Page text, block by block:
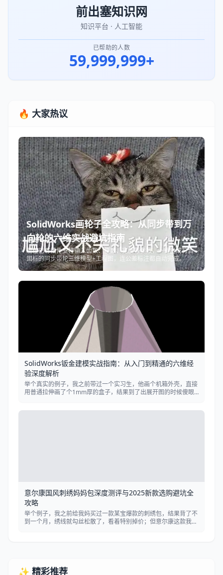
前出塞知识网
知识平台 · 人工智能
已帮助的人数
59,999,999+
🔥 大家热议
SolidWorks画轮子全攻略：从同步带到万
向轮的六维实战避坑指南
现在已有插件支持输入齿数、模数、宽度等参数，一键生成符合
国标的同步带轮三维模型+工程图，连公差标注都自动完成。
SolidWorks钣金建模实战指南：从入门到精通的六维经
验深度解析
举个真实的例子，我之前带过一个实习生，他画个机箱外壳，直接
用普通拉伸画了个1mm厚的盒子，结果到了出展开图的时候傻眼
画。
意尔康国风刺绣妈妈包深度测评与2025新款选购避坑全
攻略
举个例子，我之前给我妈买过一款某宝爆款的刺绣包，结果背了不
到一个月，绣线就勾丝松散了，看着特别掉价；但意尔康这款我特
✨ 精彩推荐